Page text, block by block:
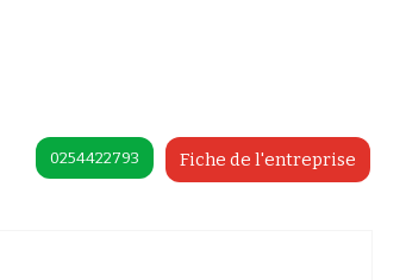
Fiche de l'entreprise
0254422793